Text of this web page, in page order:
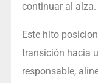
continuar al alza.
Este hito
transición hacia
responsable,